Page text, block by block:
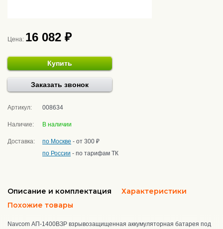
Цена: 16 082 ₽
Купить
Заказать звонок
Артикул: 008634
Наличие: В наличии
Доставка: по Москве - от 300 ₽
по России - по тарифам ТК
Описание и комплектация
Характеристики
Похожие товары
Navcom АП-1400ВЗР взрывозащищенная аккумуляторная батарея под